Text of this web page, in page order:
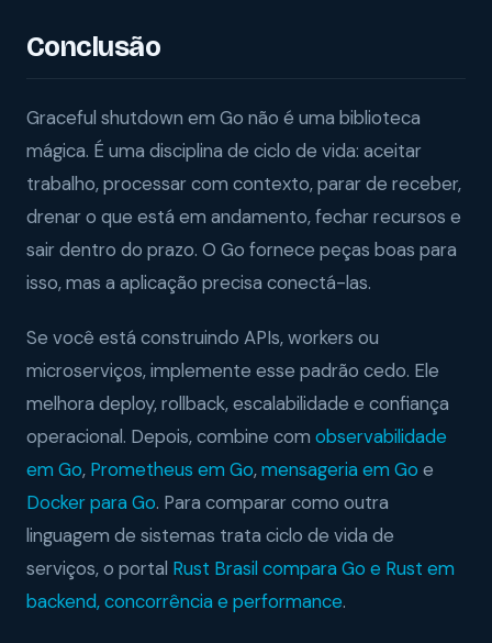
Conclusão
Graceful shutdown em Go não é uma biblioteca
mágica. É uma disciplina de ciclo de vida: aceitar
trabalho, processar com contexto, parar de receber,
drenar o que está em andamento, fechar recursos e
sair dentro do prazo. O Go fornece peças boas para
isso, mas a aplicação precisa conectá-las.
Se você está construindo APIs, workers ou
microserviços, implemente esse padrão cedo. Ele
melhora deploy, rollback, escalabilidade e confiança
operacional. Depois, combine com observabilidade
em Go, Prometheus em Go,mensageria em Go e
Docker para Go. Para comparar como outra
linguagem de sistemas trata ciclo de vida de
serviços, o portal Rust Brasil compara Go e Rust em
backend, concorrência e performance.